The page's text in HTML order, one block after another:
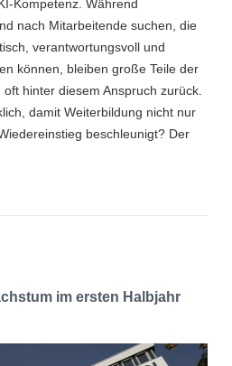
Kompetenz. Während
nach Mitarbeitende suchen, die
verantwortungsvoll und
können, bleiben große Teile der
hinter diesem Anspruch zurück.
damit Weiterbildung nicht nur
beschleunigt? Der
im ersten Halbjahr